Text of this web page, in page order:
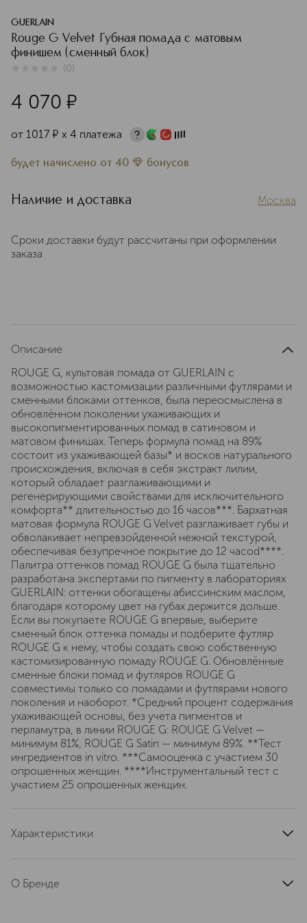
GUERLAIN
Rouge G Velvet Губная помада с матовым
финишем (сменный блок)
(0)
4 070 ¤
от 1017 ¤ х 4 платежа
будет начислено от 40 бонусов
Наличие и доставка Москва
Сроки доставки будут рассчитаны при оформлении
заказа
Описание
ROUGE G, культовая помада от GUERLAIN с
возможностью кастомизации различными футлярами и
сменными блоками оттенков, была переосмыслена в
обновлённом поколении ухаживающих и
высокопигментированных помад в сатиновом и
матовом финишах. Теперь формула помад на 89%
состоит из ухаживающей базы* и восков натурального
происхождения, включая в себя экстракт лилии,
который обладает разглаживающими и
регенерирующими свойствами для исключительного
комфорта** длительностью до 16 часов***. Бархатная
матовая формула ROUGE G Velvet разглаживает губы и
обволакивает непревзойденной нежной текстурой,
обеспечивая безупречное покрытие до 12 часоd****.
Палитра оттенков помад ROUGE G была тщательно
разработана экспертами по пигменту в лабораториях
GUERLAIN: оттенки обогащены абиссинским маслом,
благодаря которому цвет на губах держится дольше.
Если вы покупаете ROUGE G впервые, выберите
сменный блок оттенка помады и подберите футляр
ROUGE G к нему, чтобы создать свою собственную
кастомизированную помаду ROUGE G. Обновлённые
сменные блоки помад и футляров ROUGE G
совместимы только со помадами и футлярами нового
поколения и наоборот. *Средний процент содержания
ухаживающей основы, без учета пигментов и
перламутра, в линии ROUGE G: ROUGE G Velvet —
минимум 81%, ROUGE G Satin — минимум 89%. **Тест
ингредиентов in vitro. ***Самооценка с участием 30
опрошенных женщин. ****Инструментальный тест с
участием 25 опрошенных женщин.
Характеристики
О Бренде